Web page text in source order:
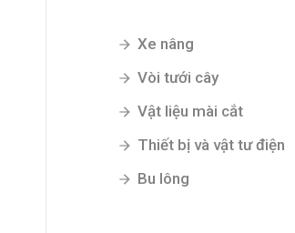
Xe nâng
Vòi tưới cây
Vật liệu mài cắt
Thiết bị và vật tư điện
Bu lông